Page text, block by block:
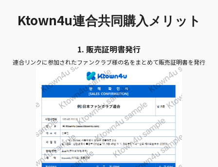
Ktown4u連合共同購入メリット
1. 販売証明書発行
連合リンクに参加されたファンクラブ様の名をまとめて販売証明書を発行